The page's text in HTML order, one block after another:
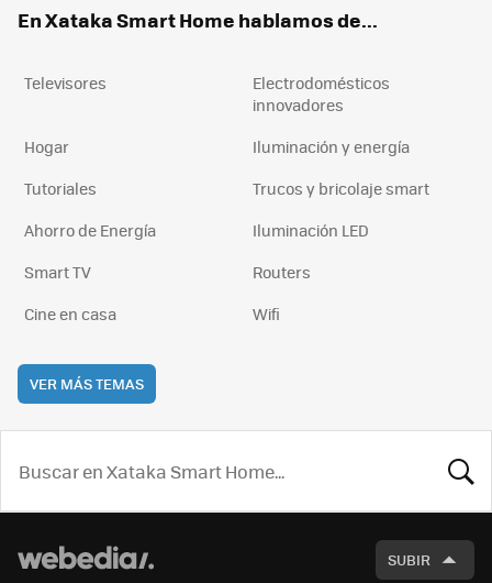
En Xataka Smart Home hablamos de...
Televisores
Electrodomésticos
innovadores
Hogar
Iluminación y energía
Tutoriales
Trucos y bricolaje smart
Ahorro de Energía
Iluminación LED
Smart TV
Routers
Cine en casa
Wifi
VER MÁS TEMAS
SUBIR